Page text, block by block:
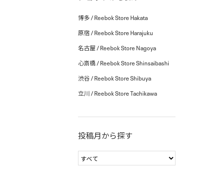
博多 / Reebok Store Hakata
原宿 / Reebok Store Harajuku
名古屋 / Reebok Store Nagoya
心斎橋 / Reebok Store Shinsaibashi
渋谷 / Reebok Store Shibuya
立川 / Reebok Store Tachikawa
投稿月から探す